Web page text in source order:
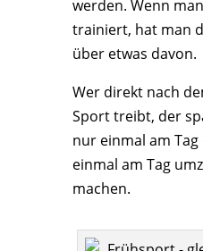
werden. Wenn
trainiert, hat man
über etwas davon.
Wer direkt nach
Sport treibt, der
nur einmal am
einmal am Tag
machen.